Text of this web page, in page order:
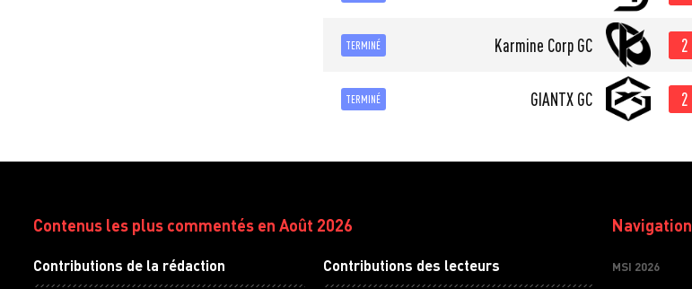
TERMINÉ Karmine Corp GC 2
TERMINÉ GIANTX GC 2
Contenus les plus commentés en Août 2026
Contributions de la rédaction Contributions des lecteurs
Navigation
MSI 2026